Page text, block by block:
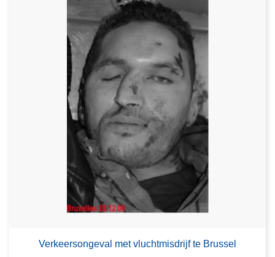
Verkeersongeval met vluchtmisdrijf te Brussel